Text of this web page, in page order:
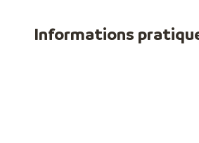
Informations